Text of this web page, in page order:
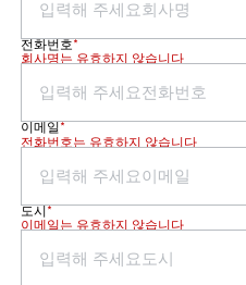
회사명는 유효하지 않습니다
전화번호*
전화번호는 유효하지 않습니다
이메일 *
이메일는 유효하지 않습니다
도시*